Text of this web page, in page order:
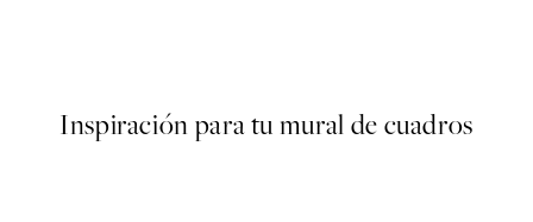
Inspiración para tu mural de cuadros